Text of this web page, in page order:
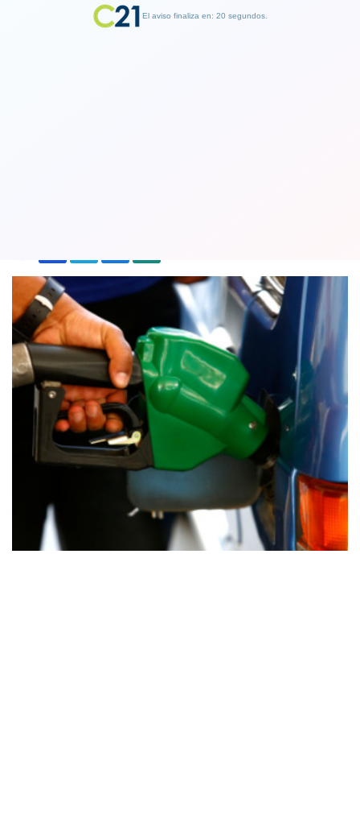
El aviso finaliza en: 19 segundos.